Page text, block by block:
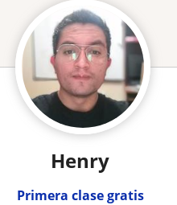
Henry
Primera clase gratis